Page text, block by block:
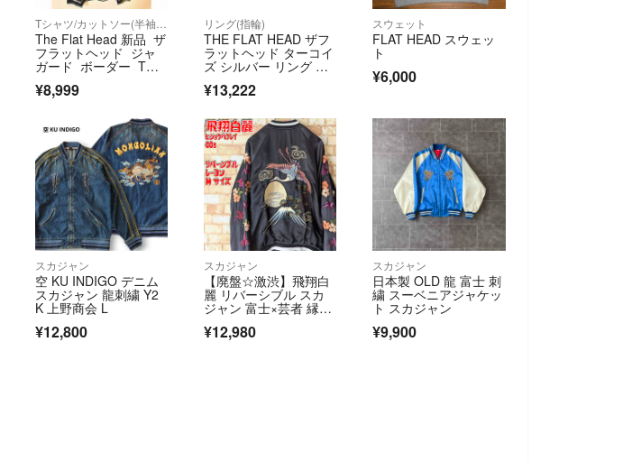
The Flat Head 新品 ザ
フラットヘッド ジャ
ガード ボーダー Tシ
ャツ 日本製 XL
¥8,999
リング(指輪)
THE FLAT HEAD ザフ
ラットヘッド ターコイ
ズ シルバー リング シ
ルバー系 ライトブルー
系 約17号【中古】
¥13,222
スウェット
FLAT HEAD スウェッ
ト
¥6,000
スカジャン
空 KU INDIGO デニム
スカジャン 龍刺繍 Y2
K 上野商会 L
¥12,800
スカジャン
【廃盤☆激渋】飛翔白
麗 リバーシブル スカ
ジャン 富士×芸者 縁
妓 吉祥 花魁 VINTAGE
¥12,980
スカジャン
日本製 OLD 龍 富士 刺
繍 スーベニアジャケッ
ト スカジャン
¥9,900